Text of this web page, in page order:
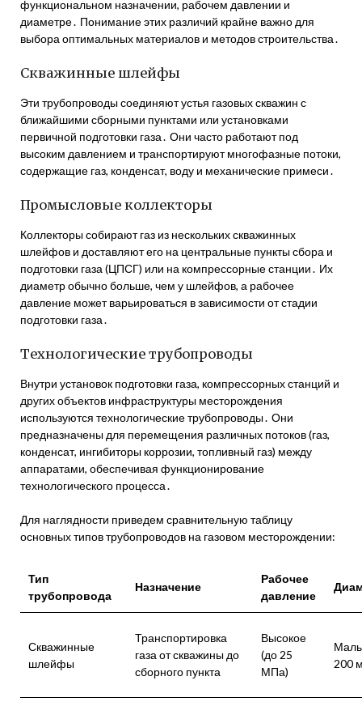
функциональном назначении, рабочем давлении и
диаметре․ Понимание этих различий крайне важно для
выбора оптимальных материалов и методов строительства․
Скважинные шлейфы
Эти трубопроводы соединяют устья газовых скважин с
ближайшими сборными пунктами или установками
первичной подготовки газа․ Они часто работают под
высоким давлением и транспортируют многофазные потоки,
содержащие газ, конденсат, воду и механические примеси․
Промысловые коллекторы
Коллекторы собирают газ из нескольких скважинных
шлейфов и доставляют его на центральные пункты сбора и
подготовки газа (ЦПСГ) или на компрессорные станции․ Их
диаметр обычно больше, чем у шлейфов, а рабочее
давление может варьироваться в зависимости от стадии
подготовки газа․
Технологические трубопроводы
Внутри установок подготовки газа, компрессорных станций и
других объектов инфраструктуры месторождения
используются технологические трубопроводы․ Они
предназначены для перемещения различных потоков (газ,
конденсат, ингибиторы коррозии, топливный газ) между
аппаратами, обеспечивая функционирование
технологического процесса․
Для наглядности приведем сравнительную таблицу
основных типов трубопроводов на газовом месторождении:
Тип
трубопровода
Назначение
Рабочее
давление
Скважинные
шлейфы
Транспортировка
газа от скважины до
сборного пункта
Высокое
(до 25
МПа)
200